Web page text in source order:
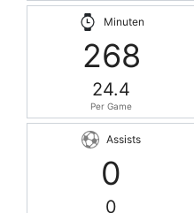
Minuten
268
24.4
Per Game
Assists
0
0